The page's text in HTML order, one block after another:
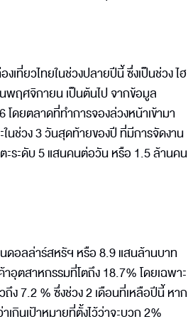
เที่ยวไทยในช่วงปลายปีนี้ ซึ่งเป็นช่วง ไฮ
พฤศจิกายน เป็นต้นไป จากข้อมูล
ดยตลาดที่ทำการจองล่วงหน้าเข้ามา
นช่วง 3 วันสุดท้ายของปี ที่มีการจัดงาน
ะระดับ 5 แสนคนต่อวัน หรือ 1.5 ล้านคน
ดอลล่าร์สหรัฯ หรือ 8.9 แสนล้านบาท
อุตสาหกรรมที่โตถึง 18.7% โดยเฉพาะ
ง 7.2 % ซึ่งช่วง 2 เดือนที่เหลือปีนี้ หาก
กินเป้าหมายที่ตั้งไว้ว่าจะบวก 2%